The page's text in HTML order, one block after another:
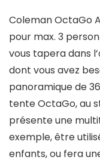
Coleman OctaGo
pour max. 3
vous tapera dans
dont vous avez
panoramique de
tente OctaGo, au
présente une
exemple, être
enfants, ou fera